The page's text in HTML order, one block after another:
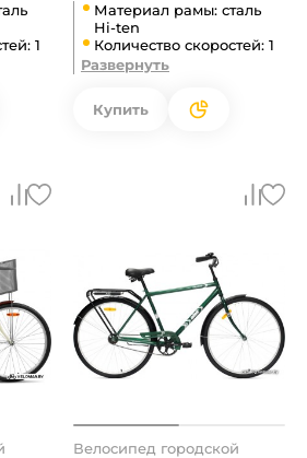
1
Материал рамы: сталь
Hi-ten
Количество скоростей: 1
Развернуть
Купить
Велосипед городской